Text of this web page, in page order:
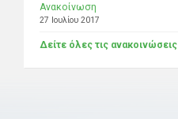
Ανακοίνωση
27 Ιουλίου 2017
Δείτε όλες τις ανακοινώσεις